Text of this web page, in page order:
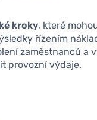
kroky, které
řízením
zaměstnanců a
provozní výdaje.